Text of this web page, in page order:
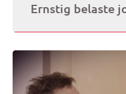
Ernstig belaste